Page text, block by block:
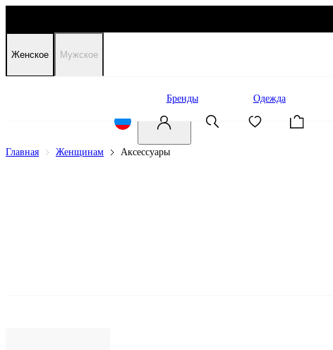
Женское Мужское
Бренды Одежда
Главная Женщинам Аксессуары